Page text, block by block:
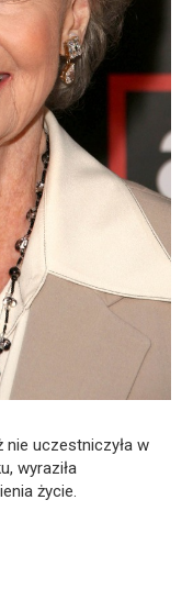
uczestniczyła w
wyraziła
życie.